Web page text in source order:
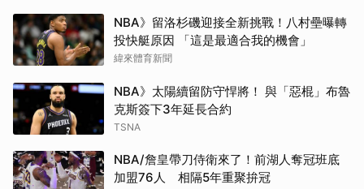
NBA》留洛杉磯迎接全新挑戰！八村壘曝轉
投快艇原因 「這是最適合我的機會」
緯來體育新聞
NBA》太陽續留防守悍將！ 與「惡棍」布魯
克斯簽下3年延長合約
TSNA
NBA/詹皇帶刀侍衛來了！前湖人奪冠班底
加盟76人 相隔5年重聚拚冠